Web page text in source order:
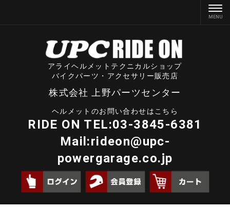
アライヘルメットテクニカルショップ
バイクパーツ・アクセサリー販売店
株式会社 上野パーツセンター
ヘルメットのお問い合わせはこちら
RIDE ON TEL:03-3845-6381
Mail:rideon@upc-
powergarage.co.jp